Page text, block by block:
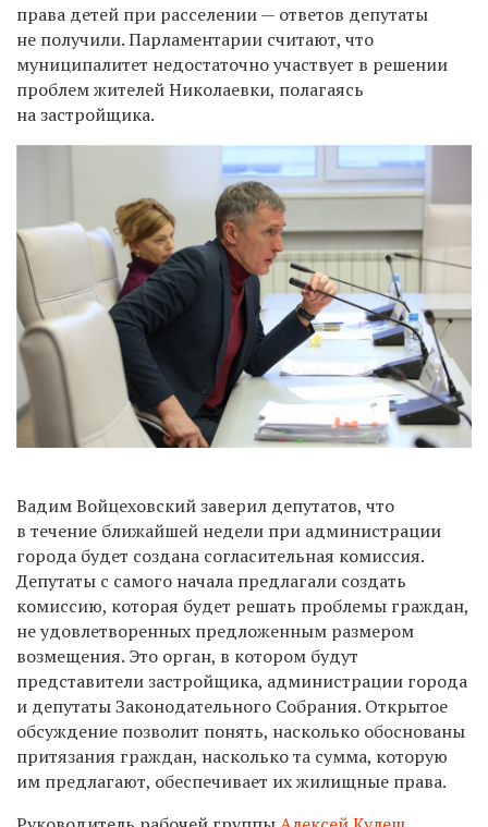
права детей при расселении — ответов депутаты
не получили. Парламентарии считают, что
муниципалитет недостаточно участвует в решении
проблем жителей Николаевки, полагаясь
на застройщика.
Вадим Войцеховский заверил депутатов, что
в течение ближайшей недели при администрации
города будет создана согласительная комиссия.
Депутаты с самого начала предлагали создать
комиссию, которая будет решать проблемы граждан,
не удовлетворенных предложенным размером
возмещения. Это орган, в котором будут
представители застройщика, администрации города
и депутаты Законодательного Собрания. Открытое
обсуждение позволит понять, насколько обоснованы
притязания граждан, насколько та сумма, которую
им предлагают, обеспечивает их жилищные права.